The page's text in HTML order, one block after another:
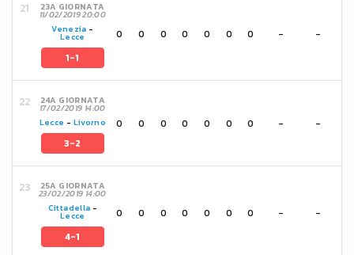
23A GIORNATA
11/02/2019 20:00
Venezia -
Lecce
1-1
0 0 0 0 0 0 0 - -
24A GIORNATA
17/02/2019 14:00
Lecce - Livorno
3-2
0 0 0 0 0 0 0 - -
25A GIORNATA
23/02/2019 14:00
Cittadella -
Lecce
4-1
0 0 0 0 0 0 0 - -